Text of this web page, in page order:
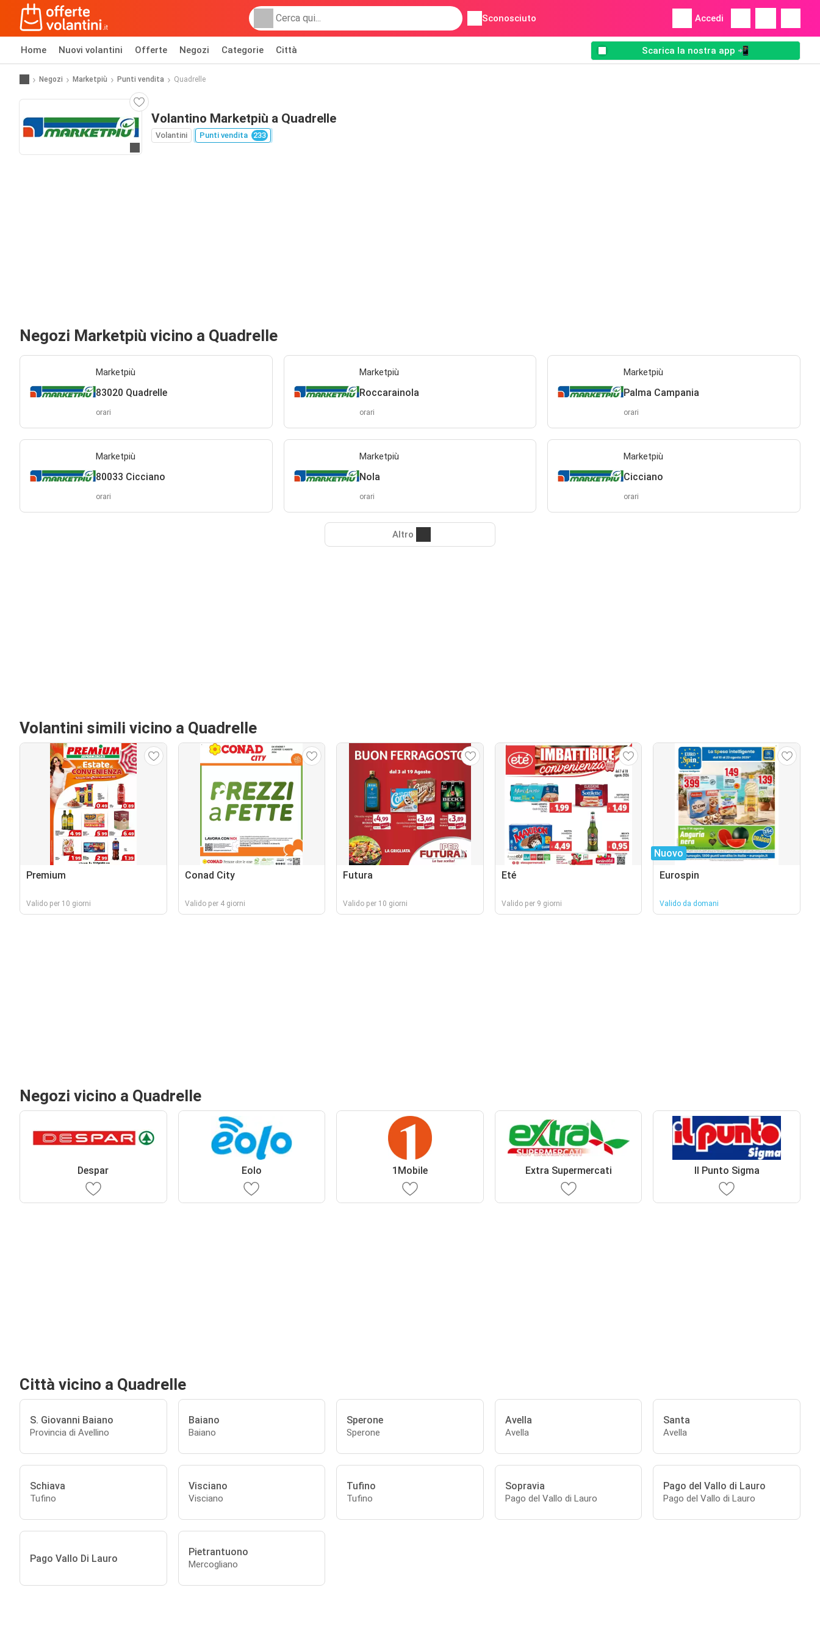
Sconosciuto Accedi
Home Nuovi volantini Offerte Negozi Categorie Città Scarica la nostra app 📲
Negozi Marketpiù Punti vendita Quadrelle
Volantino Marketpiù a Quadrelle
Volantini Punti vendita 233
Negozi Marketpiù vicino a Quadrelle
Marketpiù
83020 Quadrelle
orari
Marketpiù
Roccarainola
orari
Marketpiù
Palma Campania
orari
Marketpiù
80033 Cicciano
orari
Marketpiù
Nola
orari
Marketpiù
Cicciano
orari
Altro
Volantini simili vicino a Quadrelle
Premium
Valido per 10 giorni
Conad City
Valido per 4 giorni
Futura
Valido per 10 giorni
Eté
Valido per 9 giorni
Nuovo
Eurospin
Valido da domani
Negozi vicino a Quadrelle
Despar Eolo 1Mobile Extra Supermercati Il Punto Sigma
Città vicino a Quadrelle
S. Giovanni Baiano
Provincia di Avellino
Baiano
Baiano
Sperone
Sperone
Avella
Avella
Santa
Avella
Schiava
Tufino
Visciano
Visciano
Tufino
Tufino
Sopravia
Pago del Vallo di Lauro
Pago del Vallo di Lauro
Pago del Vallo di Lauro
Pago Vallo Di Lauro
Pietrantuono
Mercogliano